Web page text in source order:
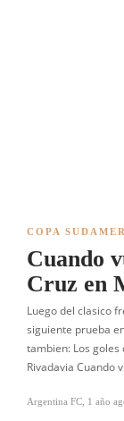
COPA
Cuando
Cruz en
Luego del clasico
siguiente prueba
tambien: Los goles
Rivadavia Cuando
Argentina FC 1 año